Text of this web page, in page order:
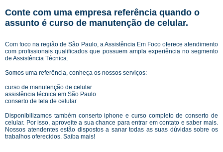
Conte com uma empresa referência quando o
assunto é curso de manutenção de celular.
Com foco na região de São Paulo, a Assistência Em Foco oferece atendimento
com profissionais qualificados que possuem ampla experiência no segmento
de Assistência Técnica.
Somos uma referência, conheça os nossos serviços:
curso de manutenção de celular
assistência técnica em São Paulo
conserto de tela de celular
Disponibilizamos também conserto iphone e curso completo de conserto de
celular. Por isso, aproveite a sua chance para entrar em contato e saber mais.
Nossos atendentes estão dispostos a sanar todas as suas dúvidas sobre os
trabalhos oferecidos. Saiba mais!